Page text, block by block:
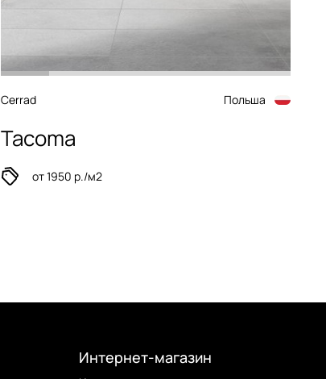
Cerrad Польша
Tacoma
от 1950 р./м2
Интернет-магазин